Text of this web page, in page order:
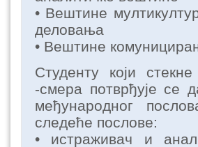
• Вештине
деловања
• Вештине
Студенту који
-смера потврђује се
међународног
следеће послове:
• истраживач и